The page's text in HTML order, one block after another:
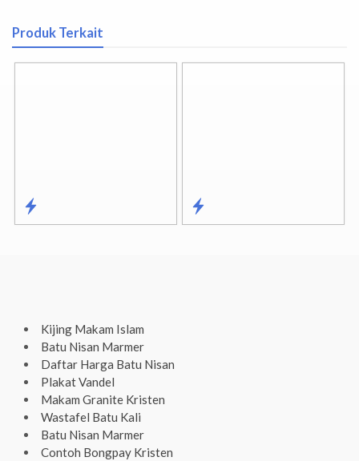
Produk Terkait
Kijing Makam Islam
Batu Nisan Marmer
Daftar Harga Batu Nisan
Plakat Vandel
Makam Granite Kristen
Wastafel Batu Kali
Batu Nisan Marmer
Contoh Bongpay Kristen